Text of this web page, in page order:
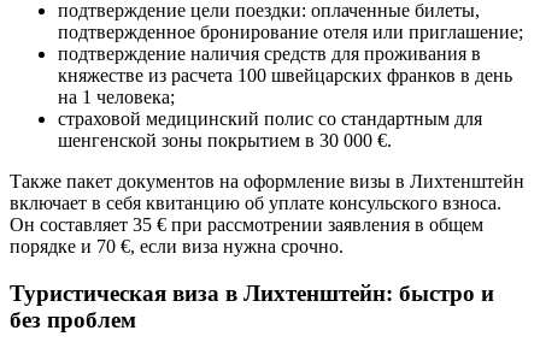
подтверждение цели поездки: оплаченные билеты,
подтвержденное бронирование отеля или приглашение;
подтверждение наличия средств для проживания в
княжестве из расчета 100 швейцарских франков в день
на 1 человека;
страховой медицинский полис со стандартным для
шенгенской зоны покрытием в 30 000 €.
Также пакет документов на оформление визы в Лихтенштейн
включает в себя квитанцию об уплате консульского взноса.
Он составляет 35 € при рассмотрении заявления в общем
порядке и 70 €, если виза нужна срочно.
Туристическая виза в Лихтенштейн: быстро и
без проблем